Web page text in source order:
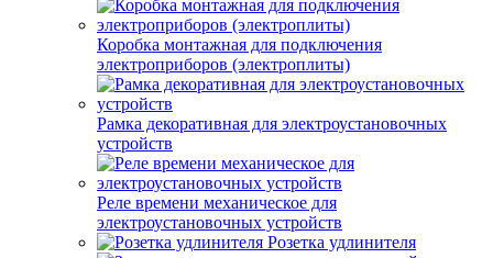
Коробка монтажная для подключения
электроприборов (электроплиты)
Рамка декоративная для электроустановочных
устройств
Реле времени механическое для
электроустановочных устройств
Розетка удлинителя